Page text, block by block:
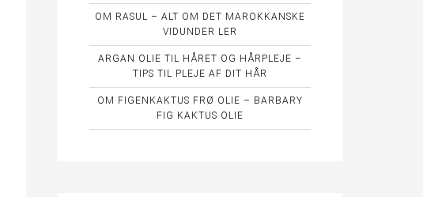
OM RASUL – ALT OM DET MAROKKANSKE
VIDUNDER LER
ARGAN OLIE TIL HÅRET OG HÅRPLEJE –
TIPS TIL PLEJE AF DIT HÅR
OM FIGENKAKTUS FRØ OLIE – BARBARY
FIG KAKTUS OLIE